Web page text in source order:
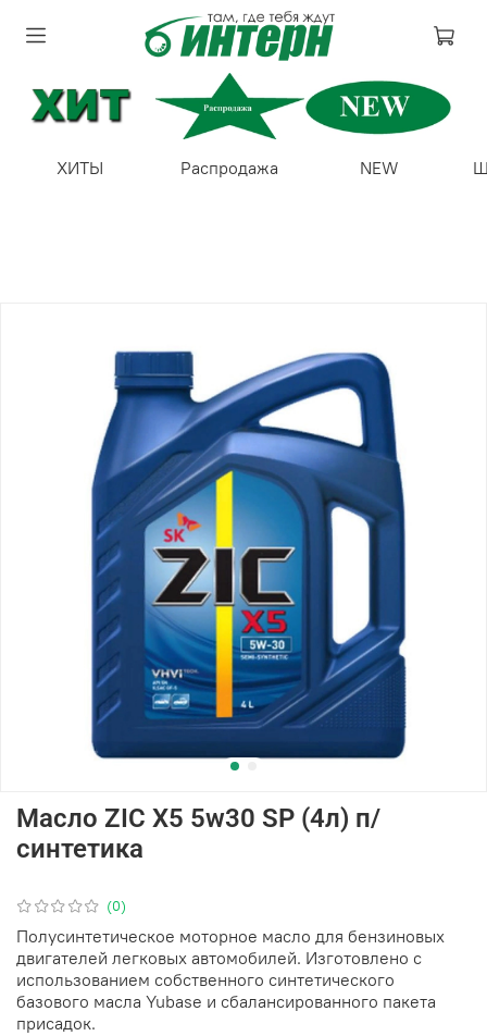
ХИТЫ Распродажа NEW
(0)
Масло ZIC X5 5w30 SP (4л) п/
синтетика
Полусинтетическое моторное масло для бензиновых
двигателей легковых автомобилей. Изготовлено с
использованием собственного синтетического
базового масла Yubase и сбалансированного пакета
присадок.